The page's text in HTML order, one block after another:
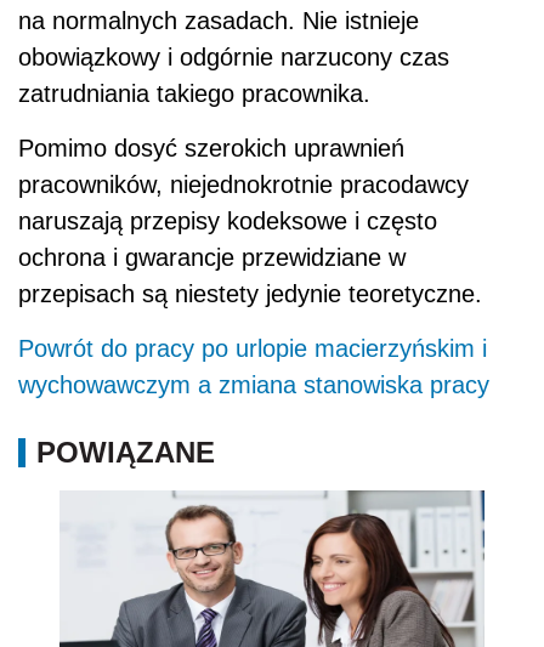
na normalnych zasadach. Nie istnieje
obowiązkowy i odgórnie narzucony czas
zatrudniania takiego pracownika.
Pomimo dosyć szerokich uprawnień
pracowników, niejednokrotnie pracodawcy
naruszają przepisy kodeksowe i często
ochrona i gwarancje przewidziane w
przepisach są niestety jedynie teoretyczne.
Powrót do pracy po urlopie macierzyńskim i
wychowawczym a zmiana stanowiska pracy
POWIĄZANE